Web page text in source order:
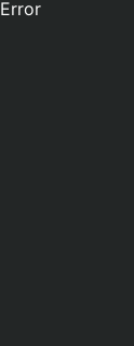
Error